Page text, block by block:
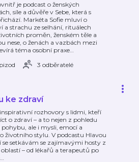
je podcast o ženských
síle a důvěře v Sebe, která s
Markéta Sofie mluví o
a strachu ze selhání, rituálech
proměn, ženském těle a
nese, o ženách a vazbách mezi
téma osobní praxe…
3 odběratelé
ke zdraví
rozhovory s lidmi, kteří
o zdraví – a to nejen z pohledu
ale i mysli, emocí a
životního stylu. V podcastu Hlavou
se setkávám se zajímavými hosty z
– od lékařů a terapeutů po
…